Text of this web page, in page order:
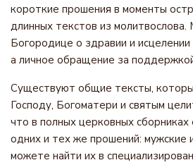
короткие прошения в моменты
длинных текстов из
Богородице о здравии и
а личное обращение за
Существуют общие тексты,
Господу, Богоматери и святым
что в полных церковных сборниках
одних и тех же прошений:
можете найти их в